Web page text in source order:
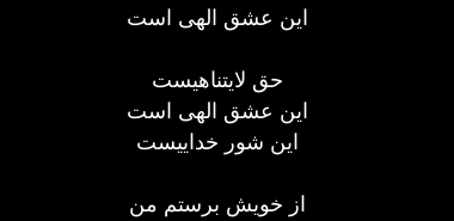
این عشق الهی است
حق لایتناهیست
این عشق الهی است
این شور خداییست
از خویش برستم من